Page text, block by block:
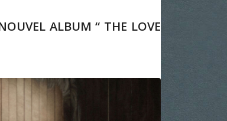
ALBUM “ THE LOVE